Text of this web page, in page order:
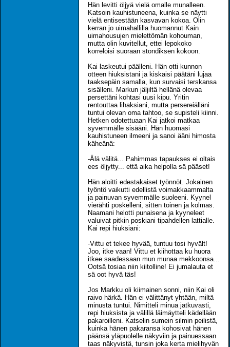
Hän levitti öljyä vielä omalle munalleen.
Katsoin kauhistuneena, kuinka se näytti
vielä entisestään kasvavan kokoa. Olin
kerran jo uimahallilla huomannut Kain
uimahousujen mielettömän kohouman,
mutta olin kuvitellut, ettei lepokoko
korreloisi suoraan stondiksen kokoon.
Kai laskeutui päälleni. Hän otti kunnon
otteen hiuksistani ja kiskaisi päätäni lujaa
taaksepäin samalla, kun survaisi terskansa
sisälleni. Markun jäljiltä hellänä olevaa
persettäni kohtasi uusi kipu. Yritin
rentouttaa lihaksiani, mutta persereiälläni
tuntui olevan oma tahtoo, se supisteli kiinni.
Hetken odotettuaan Kai jatkoi matkaa
syvemmälle sisääni. Hän huomasi
kauhistuneen ilmeeni ja sanoi ääni himosta
käheänä:
-Älä välitä... Pahimmas tapaukses ei oltais
ees öljytty... että aika helpolla sä pääset!
Hän aloitti edestakaiset työnnöt. Jokainen
työntö vaikutti edellistä voimakkaammalta
ja painuvan syvemmälle suoleeni. Kyynel
vierähti poskelleni, sitten toinen ja kolmas.
Naamani helotti punaisena ja kyyneleet
valuivat pitkin poskiani tipahdellen lattialle.
Kai repi hiuksiani:
-Vittu et tekee hyvää, tuntuu tosi hyvält!
Joo, itke vaan! Vittu et kiihottaa ku huora
itkee saadessaan mun munaa mekkoonsa...
Ootsä tosiaa niin kiitolline! Ei jumalauta et
sä oot hyvä täs!
Jos Markku oli kiimainen sonni, niin Kai oli
raivo härkä. Hän ei välittänyt yhtään, miltä
minusta tuntui. Nimitteli minua jatkuvasti,
repi hiuksista ja välillä läimäytteli kädellään
pakaroilleni. Katselin sumein silmin peilistä,
kuinka hänen pakaransa kohosivat hänen
päänsä yläpuolelle näkyviin ja painuessaan
taas näkyvistä, tunsin joka kerta mielihyvän